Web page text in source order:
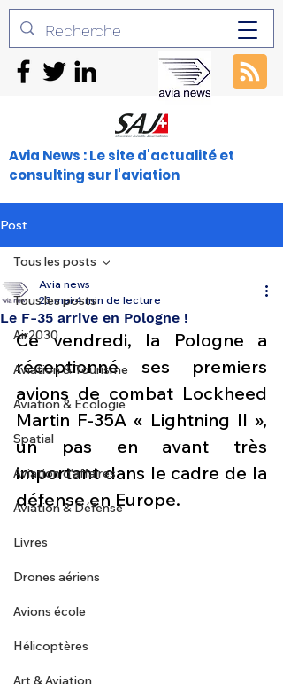
Avia News : Le site d'actualité et
consulting sur l'aviation
Post
Tous les posts
Air2030
Aviation & Tourisme
Aviation & Ecologie
Spatial
Aviation d'affaires
Aviation & Défense
Livres
Drones aériens
Avions école
Hélicoptères
Art & Aviation
Tous les posts
Le F-35 arrive en Pologne !
Avia news
23 mai 4 min de lecture
Ce vendredi, la Pologne a
réceptionné ses premiers
avions de combat Lockheed
Martin F-35A « Lightning II »,
un pas en avant très
important dans le cadre de la
défense en Europe.